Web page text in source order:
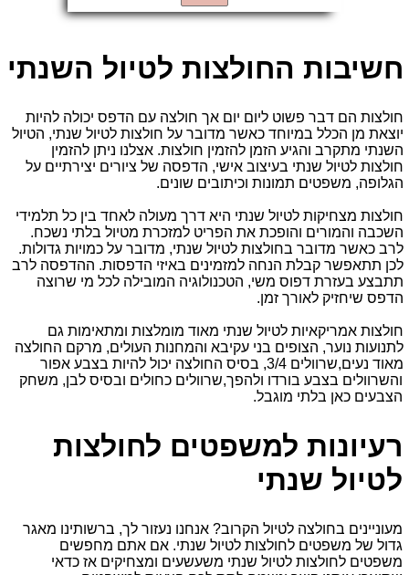
חשיבות החולצות לטיול השנתי
חולצות הם דבר פשוט ליום יום אך חולצה עם הדפס יכולה להיות
יוצאת מן הכלל במיוחד כאשר מדובר על חולצות לטיול שנתי, הטיול
השנתי מתקרב והגיע הזמן להזמין חולצות. אצלנו ניתן להזמין
חולצות לטיול שנתי בעיצוב אישי, הדפסה של ציורים יצירתיים על
הגלופה, משפטים תמונות וכיתובים שונים.
חולצות מצחיקות לטיול שנתי היא דרך מעולה לאחד בין כל תלמידי
השכבה והמורים והופכת את הפריט למזכרת מטיול בלתי נשכח.
לרב כאשר מדובר בחולצות לטיול שנתי, מדובר על כמויות גדולות.
לכן תתאפשר קבלת הנחה למזמינים באיזי הדפסות. ההדפסה לרב
תתבצע בעזרת דפוס משי, הטכנולוגיה המובילה לכל מי שרוצה
הדפס שיחזיק לאורך זמן.
חולצות אמריקאיות לטיול שנתי מאוד מומלצות ומתאימות גם
לתנועות נוער, הצופים בני עקיבא והמחנות העולים, מרקם החולצה
מאוד נעים,שרוולים 3/4, בסיס החולצה יכול להיות בצבע אפור
והשרוולים בצבע בורדו ולהפך,שרוולים כחולים ובסיס לבן, משחק
הצבעים כאן בלתי מוגבל.
רעיונות למשפטים לחולצות
לטיול שנתי
מעוניינים בחולצה לטיול הקרוב? אנחנו נעזור לך, ברשותינו מאגר
גדול של משפטים לחולצות לטיול שנתי. אם אתם מחפשים
משפטים לחולצות לטיול שנתי משעשעים ומצחיקים אז כדאי